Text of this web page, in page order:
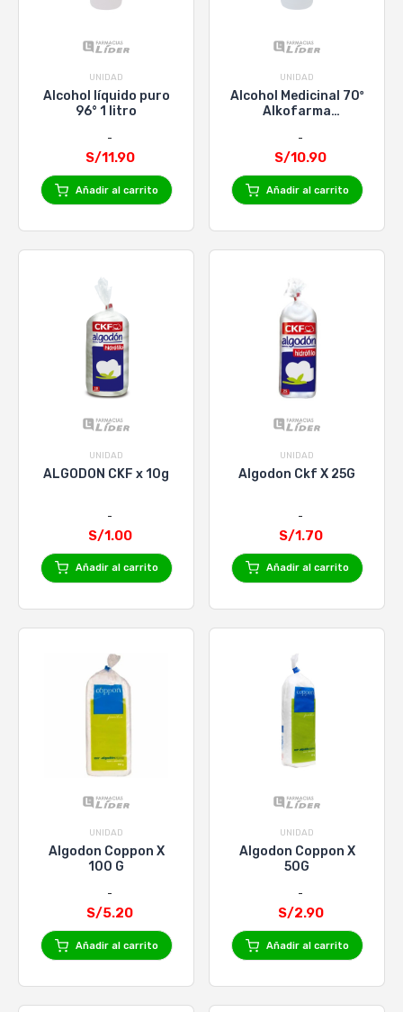
UNIDAD
Alcohol líquido puro
96° 1 litro
S/11.90
Añadir al carrito
UNIDAD
Alcohol Medicinal 70º
Alkofarma
S/10.90
Añadir al carrito
UNIDAD
ALGODON CKF x 10g
S/1.00
Añadir al carrito
UNIDAD
Algodon Ckf X 25G
S/1.70
Añadir al carrito
UNIDAD
Algodon Coppon X
100 G
S/5.20
Añadir al carrito
UNIDAD
Algodon Coppon X
50G
S/2.90
Añadir al carrito